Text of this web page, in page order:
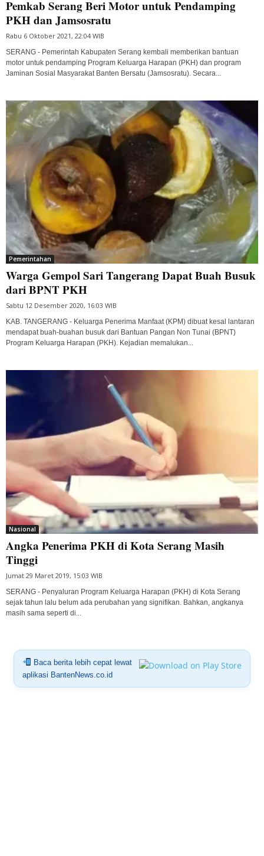
Pemkab Serang Beri Motor untuk Pendamping
PKH dan Jamsosratu
Rabu 6 Oktober 2021, 22:04 WIB
SERANG - Pemerintah Kabupaten Serang kembali memberikan bantuan
motor untuk pendamping Program Keluarga Harapan (PKH) dan program
Jaminan Sosial Masyarakat Banten Bersatu (Jamsosratu). Secara...
Pemerintahan
Warga Gempol Sari Tangerang Dapat Buah Busuk
dari BPNT PKH
Sabtu 12 Desember 2020, 16:03 WIB
KAB. TANGERANG - Keluarga Penerima Manfaat (KPM) dibuat kesal lantaran
mendapat buah-buahan busuk dari Bantuan Pangan Non Tunai (BPNT)
Program Keluarga Harapan (PKH). Kejadian memalukan...
Nasional
Angka Penerima PKH di Kota Serang Masih
Tinggi
Jumat 29 Maret 2019, 15:03 WIB
SERANG - Penyaluran Program Keluarga Harapan (PKH) di Kota Serang
sejak tahun lalu belum ada perubahan yang signifikan. Bahkan, angkanya
masih sama seperti di...
Baca berita lebih cepat lewat
aplikasi BantenNews.co.id